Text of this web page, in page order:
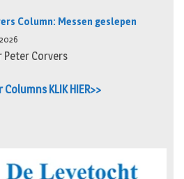
Column: Messen geslepen
Peter Corvers
Columns KLIK HIER>>